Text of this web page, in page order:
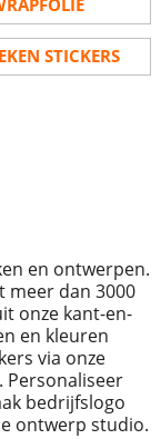
STICKERS
en ontwerpen.
meer dan 3000
onze kant-en-
en kleuren
via onze
Personaliseer
bedrijfslogo
ontwerp studio.